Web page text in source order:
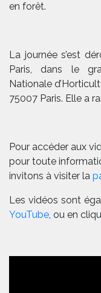
en forêt.
La journée s’est
Paris, dans le
Nationale
75007 Paris. Elle a
Pour accéder aux
pour toute
invitons à visiter la
Les vidéos sont
YouTube, ou en